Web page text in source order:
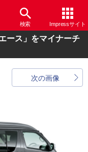
検索 Impressサイト
ース」をマイナーチ
次の画像